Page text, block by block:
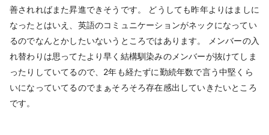
善されればまた昇進できそうです。 どうしても昨年よりはましに
なったとはいえ、英語のコミュニケーションがネックになってい
るのでなんとかしたいないうところではあります。 メンバーの入
れ替わりは思ってたより早く結構馴染みのメンバーが抜けてしま
ったりしていてるので、2年も経たずに勤続年数で言う中堅くら
いになっていてるのでまぁそろそろ存在感出していきたいところ
です。